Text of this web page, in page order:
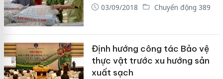
03/09/2018 Chuyển động 389
Định hướng công tác Bảo vệ
thực vật trước xu hướng sản
xuất sạch